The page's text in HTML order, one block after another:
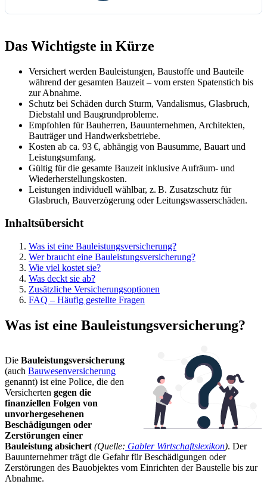
Das Wichtigste in Kürze
Versichert werden Bauleistungen, Baustoffe und Bauteile
während der gesamten Bauzeit – vom ersten Spatenstich bis
zur Abnahme.
Schutz bei Schäden durch Sturm, Vandalismus, Glasbruch,
Diebstahl und Baugrundprobleme.
Empfohlen für Bauherren, Bauunternehmen, Architekten,
Bauträger und Handwerksbetriebe.
Kosten ab ca. 93 €, abhängig von Bausumme, Bauart und
Leistungsumfang.
Gültig für die gesamte Bauzeit inklusive Aufräum- und
Wiederherstellungskosten.
Leistungen individuell wählbar, z. B. Zusatzschutz für
Glasbruch, Bauverzögerung oder Leitungswasserschäden.
Inhaltsübersicht
Was ist eine Bauleistungsversicherung?
Wer braucht eine Bauleistungsversicherung?
Wie viel kostet sie?
Was deckt sie ab?
Zusätzliche Versicherungsoptionen
FAQ – Häufig gestellte Fragen
Was ist eine Bauleistungsversicherung?
Die Bauleistungsversicherung
(auch Bauwesenversicherung
genannt) ist eine Police, die den
Versicherten gegen die
finanziellen Folgen von
unvorhergesehenen
Beschädigungen oder
Zerstörungen einer
Bauleistung absichert (Quelle: Gabler Wirtschaftslexikon). Der
Bauunternehmer trägt die Gefahr für Beschädigungen oder
Zerstörungen des Bauobjektes vom Einrichten der Baustelle bis zur
Abnahme.